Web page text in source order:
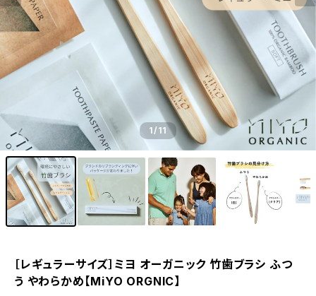
1/11
［レギュラーサイズ］ミヨ オーガニック 竹歯ブラシ ふつ
う やわらかめ【MiYO ORGNIC】